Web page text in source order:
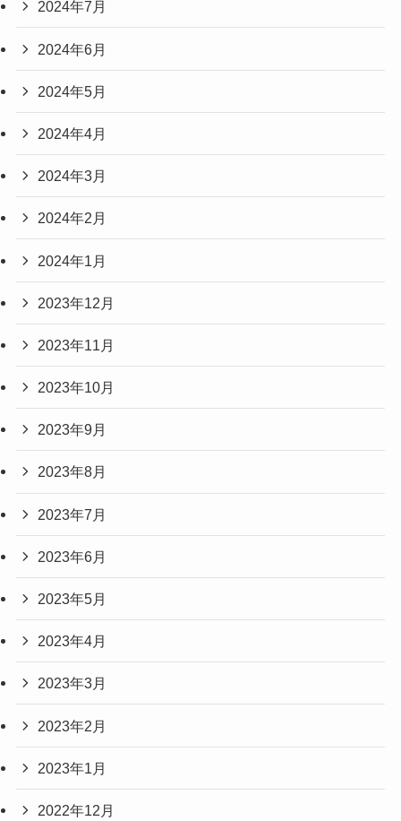
2024年7月
2024年6月
2024年5月
2024年4月
2024年3月
2024年2月
2024年1月
2023年12月
2023年11月
2023年10月
2023年9月
2023年8月
2023年7月
2023年6月
2023年5月
2023年4月
2023年3月
2023年2月
2023年1月
2022年12月